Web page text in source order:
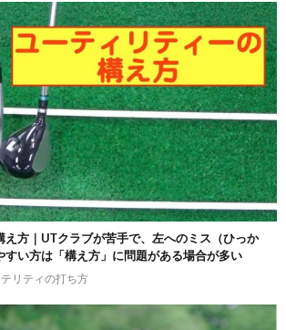
え方｜UTクラブが苦手で、左へのミス（ひっか
すい方は「構え方」に問題がある場合が多い
テリティの打ち方